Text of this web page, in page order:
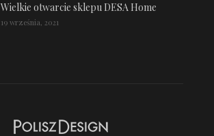
Wielkie otwarcie sklepu DESA Home
19 września, 2021